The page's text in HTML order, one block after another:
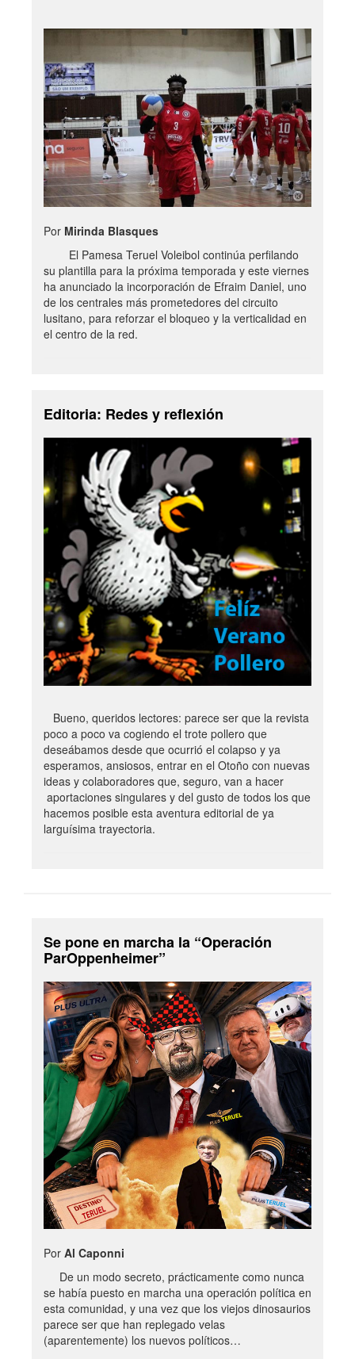
Por Mirinda Blasques
El Pamesa Teruel Voleibol continúa perfilando
su plantilla para la próxima temporada y este viernes
ha anunciado la incorporación de Efraim Daniel, uno
de los centrales más prometedores del circuito
lusitano, para reforzar el bloqueo y la verticalidad en
el centro de la red.
Editoria: Redes y reflexión
Bueno, queridos lectores: parece ser que la revista
poco a poco va cogiendo el trote pollero que
deseábamos desde que ocurrió el colapso y ya
esperamos, ansiosos, entrar en el Otoño con nuevas
ideas y colaboradores que, seguro, van a hacer
aportaciones singulares y del gusto de todos los que
hacemos posible esta aventura editorial de ya
larguísima trayectoria.
Se pone en marcha la “Operación
ParOppenheimer”
Por Al Caponni
De un modo secreto, prácticamente como nunca
se había puesto en marcha una operación política en
esta comunidad, y una vez que los viejos dinosaurios
parece ser que han replegado velas
(aparentemente) los nuevos políticos…